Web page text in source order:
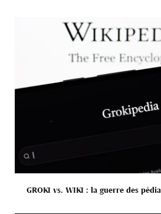
GROKI vs. WIKI : la guerre des